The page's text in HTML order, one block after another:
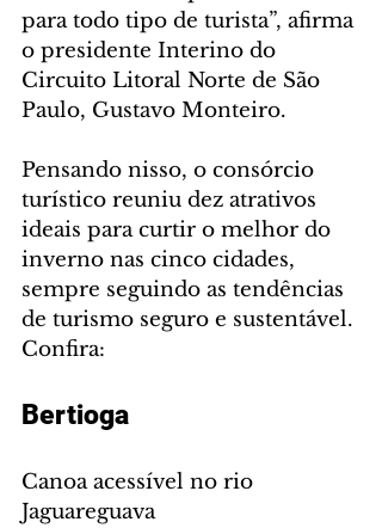
para todo tipo de turista”, afirma
o presidente Interino do
Circuito Litoral Norte de São
Paulo, Gustavo Monteiro.
Pensando nisso, o consórcio
turístico reuniu dez atrativos
ideais para curtir o melhor do
inverno nas cinco cidades,
sempre seguindo as tendências
de turismo seguro e sustentável.
Confira:
Bertioga
Canoa acessível no rio
Jaguareguava